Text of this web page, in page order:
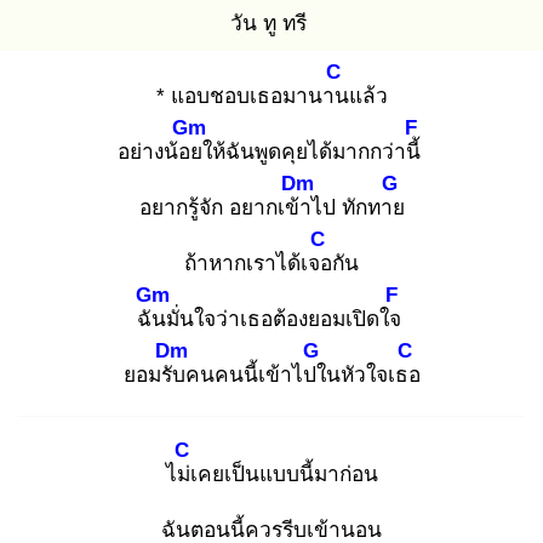
วัน ทู ทรี
* แอบชอบเธอมานาน
C
แล้ว
อย่างน้อย
Gm
ให้ฉันพูดคุยได้มากกว่านี้
F
อยากรู้จัก อยากเข้า
Dm
ไป ทักทาย
G
ถ้าหากเราได้เจอ
C
กัน
ฉัน
Gm
มั่นใจว่าเธอต้องยอมเปิดใจ
F
ยอมรับ
Dm
คนคนนี้เข้าไปใ
G
นหัวใจเธอ
C
ไม่เ
C
คยเป็นแบบนี้มาก่อน
ฉันตอนนี้ควรรีบเข้านอน